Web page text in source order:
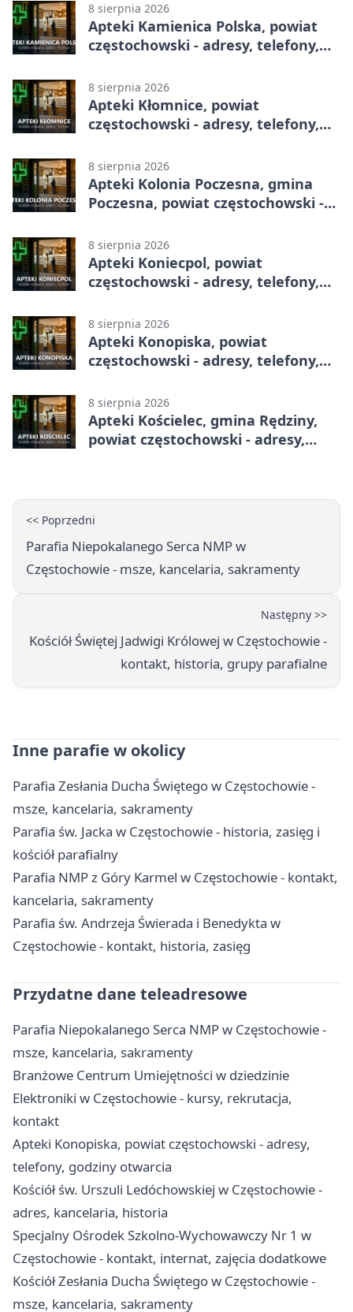
8 sierpnia 2026
Apteki Kamienica Polska, powiat
częstochowski - adresy, telefony,
8 sierpnia 2026
Apteki Kłomnice, powiat
częstochowski - adresy, telefony,
8 sierpnia 2026
Apteki Kolonia Poczesna, gmina
Poczesna, powiat częstochowski -
8 sierpnia 2026
Apteki Koniecpol, powiat
częstochowski - adresy, telefony,
8 sierpnia 2026
Apteki Konopiska, powiat
częstochowski - adresy, telefony,
8 sierpnia 2026
Apteki Kościelec, gmina Rędziny,
powiat częstochowski - adresy,
<< Poprzedni
Parafia Niepokalanego Serca NMP w
Częstochowie - msze, kancelaria, sakramenty
Następny >>
Kościół Świętej Jadwigi Królowej w Częstochowie -
kontakt, historia, grupy parafialne
Inne parafie w okolicy
Parafia Zesłania Ducha Świętego w Częstochowie -
msze, kancelaria, sakramenty
Parafia św. Jacka w Częstochowie - historia, zasięg i
kościół parafialny
Parafia NMP z Góry Karmel w Częstochowie - kontakt,
kancelaria, sakramenty
Parafia św. Andrzeja Świerada i Benedykta w
Częstochowie - kontakt, historia, zasięg
Przydatne dane teleadresowe
Parafia Niepokalanego Serca NMP w Częstochowie -
msze, kancelaria, sakramenty
Branżowe Centrum Umiejętności w dziedzinie
Elektroniki w Częstochowie - kursy, rekrutacja,
kontakt
Apteki Konopiska, powiat częstochowski - adresy,
telefony, godziny otwarcia
Kościół św. Urszuli Ledóchowskiej w Częstochowie -
adres, kancelaria, historia
Specjalny Ośrodek Szkolno-Wychowawczy Nr 1 w
Częstochowie - kontakt, internat, zajęcia dodatkowe
Kościół Zesłania Ducha Świętego w Częstochowie -
msze, kancelaria, sakramenty